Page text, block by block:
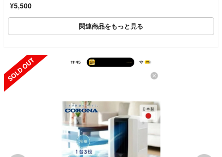
¥5,500
関連商品をもっと見る
SOLD OUT